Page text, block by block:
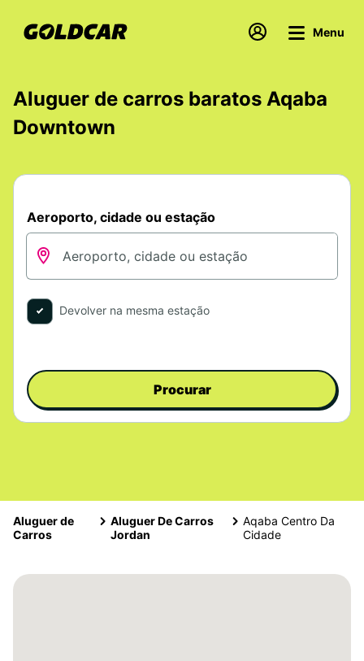
Menu
Aluguer de carros baratos Aqaba
Downtown
Aeroporto, cidade ou estação
Devolver na mesma estação
Procurar
Aluguer de
Carros
Aluguer De Carros
Jordan
Aqaba Centro Da
Cidade